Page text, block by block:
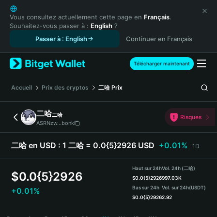
English
日本語
Tiếng Việt
Español (Latinoamérica)
Türkçe
Français
Deutsch
简体中文
繁體中文
Português (Portugal)
Bahasa Indonesia
ภาษาไทย
Español
Español (Argentina)
Vous consultez actuellement cette page en Français.
Souhaitez-vous passer à : English ?
Passer à : English
Continuer en Français
Télécharger maintenant
Accueil Prix des cryptos 二哈 Prix
二哈二哈
ASRNzw...bonk
Risques
二哈 en USD : 1 二哈 = 0.0{5}2926 USD +0.01% 1D
$0.0{5}2926
+0.01%
Haut sur 24h
$0.0{5}2926
Bas sur 24h
$0.0{5}2926
Vol. 24h (二哈)
997.03K
Vol. sur 24h(USDT)
2.92